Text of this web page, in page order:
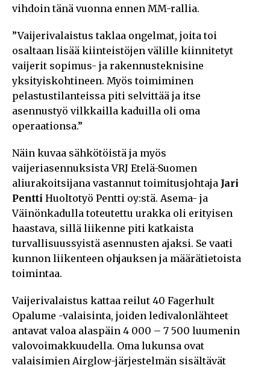
vihdoin tänä vuonna ennen MM-rallia.
”Vaijerivalaistus taklaa ongelmat, joita toi
osaltaan lisää kiinteistöjen välille kiinnitetyt
vaijerit sopimus- ja rakennusteknisine
yksityiskohtineen. Myös toimiminen
pelastustilanteissa piti selvittää ja itse
asennustyö vilkkailla kaduilla oli oma
operaationsa.”
Näin kuvaa sähkötöistä ja myös
vaijeriasennuksista VRJ Etelä-Suomen
aliurakoitsijana vastannut toimitusjohtaja Jari
Pentti Huoltotyö Pentti oy:stä. Asema- ja
Väinönkadulla toteutettu urakka oli erityisen
haastava, sillä liikenne piti katkaista
turvallisuussyistä asennusten ajaksi. Se vaati
kunnon liikenteen ohjauksen ja määrätietoista
toimintaa.
Vaijerivalaistus kattaa reilut 40 Fagerhult
Opalume -valaisinta, joiden ledivalonlähteet
antavat valoa alaspäin 4 000 – 7 500 luumenin
valovoimakkuudella. Oma lukunsa ovat
valaisimien Airglow-järjestelmän sisältävät